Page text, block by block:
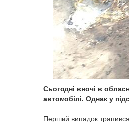
Сьогодні вночі в
автомобілі. Однак у
Перший випадок